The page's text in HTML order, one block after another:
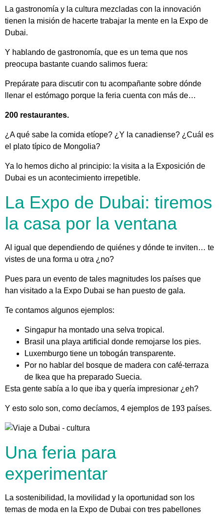
La gastronomía y la cultura mezcladas con la innovación
tienen la misión de hacerte trabajar la mente en la Expo de
Dubai.
Y hablando de gastronomía, que es un tema que nos
preocupa bastante cuando salimos fuera:
Prepárate para discutir con tu acompañante sobre dónde
llenar el estómago porque la feria cuenta con más de…
200 restaurantes.
¿A qué sabe la comida etíope? ¿Y la canadiense? ¿Cuál es
el plato típico de Mongolia?
Ya lo hemos dicho al principio: la visita a la Exposición de
Dubai es un acontecimiento irrepetible.
La Expo de Dubai: tiremos
la casa por la ventana
Al igual que dependiendo de quiénes y dónde te inviten… te
vistes de una forma u otra ¿no?
Pues para un evento de tales magnitudes los países que
han visitado a la Expo Dubai se han puesto de gala.
Te contamos algunos ejemplos:
Singapur ha montado una selva tropical.
Brasil una playa artificial donde remojarse los pies.
Luxemburgo tiene un tobogán transparente.
Por no hablar del bosque de madera con café-terraza
de Ikea que ha preparado Suecia.
Esta gente sabía a lo que iba y quería impresionar ¿eh?
Y esto solo son, como decíamos, 4 ejemplos de 193 países.
Una feria para
experimentar
La sostenibilidad, la movilidad y la oportunidad son los
temas de moda en la Expo de Dubai con tres pabellones